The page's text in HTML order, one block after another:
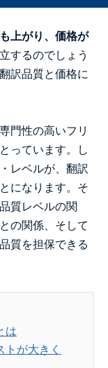
上がり、価格が
するのでしょう
訳品質と価格に
門性の高いフリ
っています。し
レベルが、翻訳
になります。そ
質レベルの関
の関係、そして
質を担保できる
は
が大きく